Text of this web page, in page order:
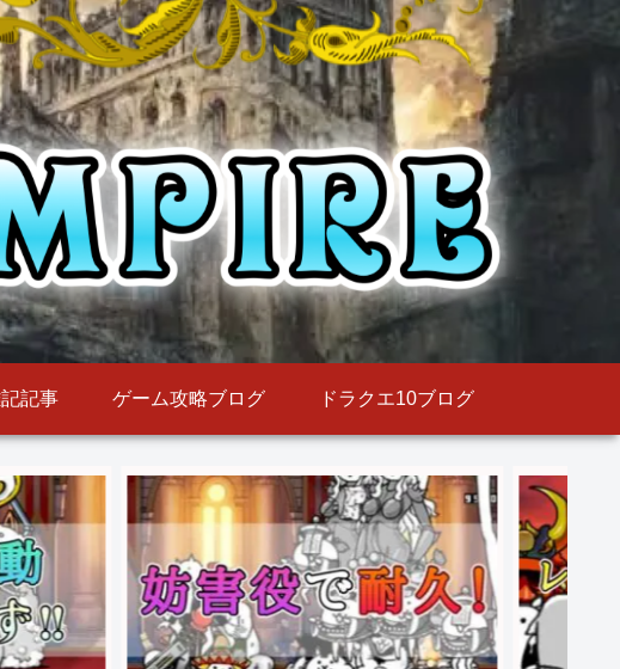
記事 ゲーム攻略ブログ ドラクエ10ブログ